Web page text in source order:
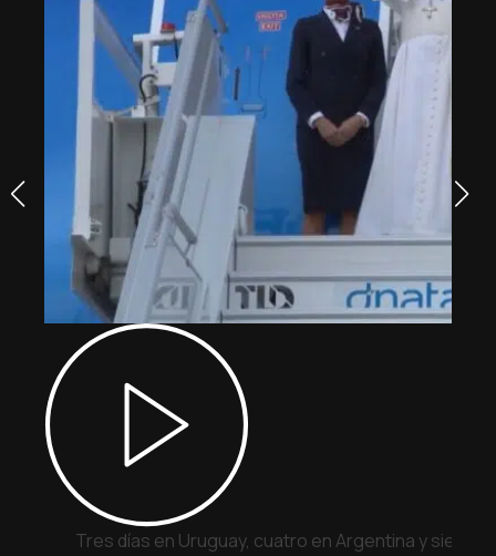
Tres días en Uruguay, cuatro en Argentina y siete